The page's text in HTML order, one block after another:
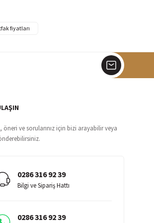
fiyatları
öneri ve sorularınız için bizi arayabilir veya
0286 316 92 39
Bilgi ve Sipariş Hattı
0286 316 92 39